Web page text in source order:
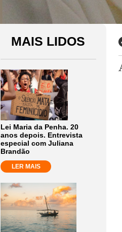
MAIS LIDOS
Lei Maria da Penha. 20
anos depois. Entrevista
especial com Juliana
Brandão
LER MAIS